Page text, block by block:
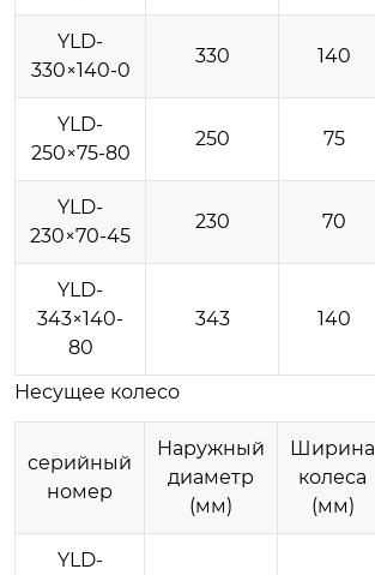
YLD-
330×140-0
330 140
YLD-
250×75-80
250 75
YLD-
230×70-45
230 70
YLD-
343×140-
80
343 140
Несущее колесо
серийный
номер
Наружный
диаметр
(мм)
Ширина
колеса
(мм)
YLD-